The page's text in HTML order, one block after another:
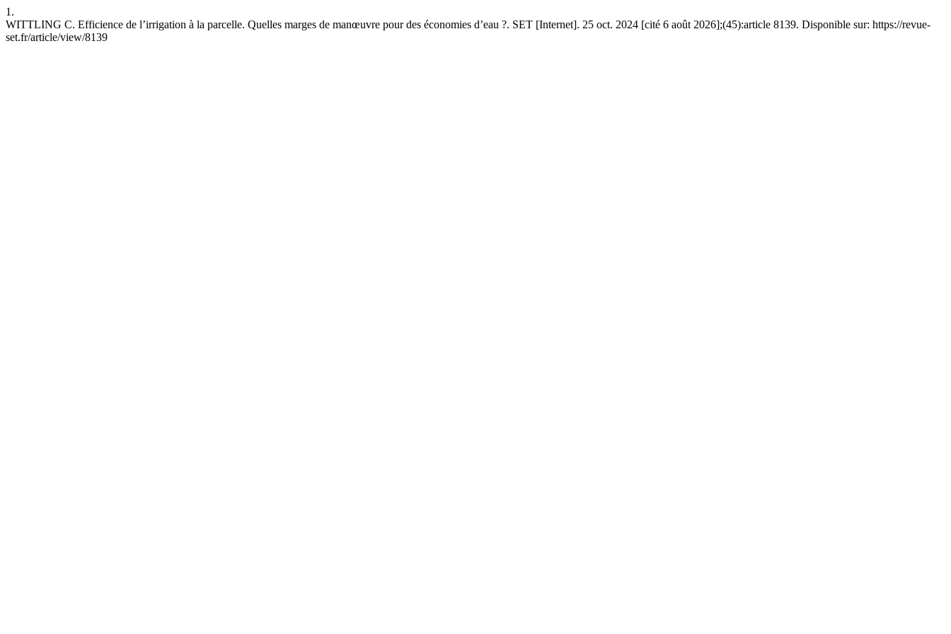
1.
WITTLING C. Efficience de l’irrigation à la parcelle. Quelles marges de manœuvre pour des économies d’eau ?. SET [Internet]. 25 oct. 2024 [cité 6 août 2026];(45):article 8139. Disponible sur: https://revue-
set.fr/article/view/8139